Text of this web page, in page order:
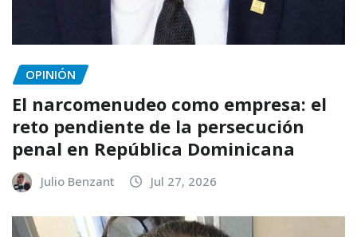
OPINIÓN
El narcomenudeo como empresa: el
reto pendiente de la persecución
penal en República Dominicana
Julio Benzant Jul 27, 2026